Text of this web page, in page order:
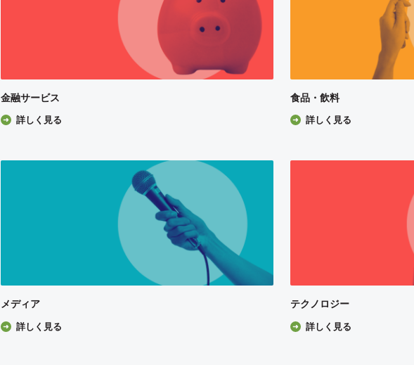
金融サービス
詳しく見る
食品・飲料
詳しく見る
メディア
詳しく見る
テクノロジー
詳しく見る